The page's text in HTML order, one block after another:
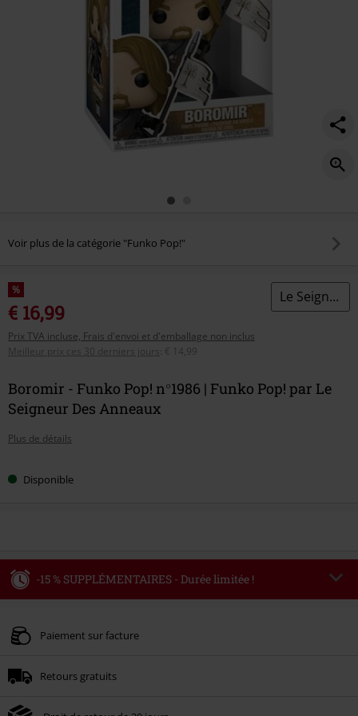
Voir plus de la catégorie "Funko Pop!"
%
€ 16,99
Prix TVA incluse, Frais d'envoi et d'emballage non inclus
Meilleur prix ces 30 derniers jours
€ 14,99
Le Seigneur Des Anneaux
Boromir - Funko Pop! n°1986 | Funko Pop! par Le
Seigneur Des Anneaux
Plus de détails
Disponible
-15 % SUPPLÉMENTAIRES - Durée limitée !
Valable jusqu'au 09/08/2026
Une fois le code saisi, la réduction sera automatiquement déduite à la fin de
Paiement sur facture
Retours gratuits